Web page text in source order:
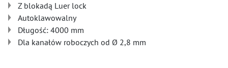
Z blokadą Luer lock
Autoklawowalny
Długość: 4000 mm
Dla kanałów roboczych od Ø 2,8 mm